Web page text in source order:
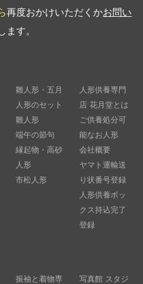
再度おかけいただくかお問い
ます。
雛人形・五月
人形のセット
雛人形
端午の節句
縁起物・高砂
人形
市松人形
人形供養専門
店 花月堂とは
ご供養処分可
能なお人形
会社概要
ヤマト運輸送
り状番号登録
人形供養ボッ
クス持込完了
登録
振袖と着物専 写真館 スタジ